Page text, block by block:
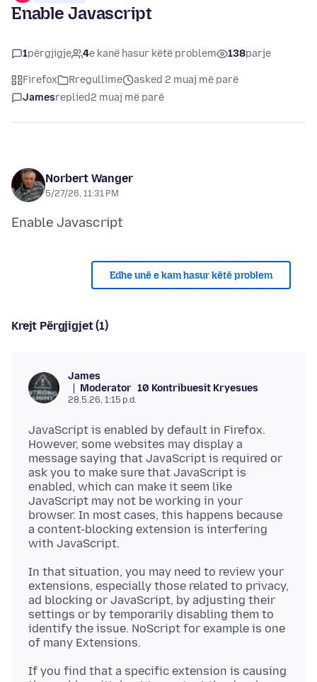
Enable Javascript
1përgjigje 4e kanë hasur këtë problem 138parje
Firefox Rregullime
asked 2 muaj më parë
Jamesreplied2 muaj më parë
Norbert Wanger
5/27/26, 11:31 PM
Edhe unë e kam hasur këtë problem
Krejt Përgjigjet (1)
James
Moderator 10 Kontribuesit Kryesues
28.5.26, 1:15 p.d.
JavaScript is enabled by default in Firefox.
However, some websites may display a
message saying that JavaScript is required or
ask you to make sure that JavaScript is
enabled, which can make it seem like
JavaScript may not be working in your
browser. In most cases, this happens because
a content-blocking extension is interfering
In that situation, you may need to review your
extensions, especially those related to privacy,
ad blocking or JavaScript, by adjusting their
settings or by temporarily disabling them to
identify the issue. NoScript for example is one
If you find that a specific extension is causing